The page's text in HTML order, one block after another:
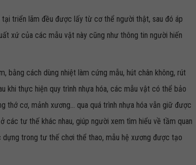
triển lãm đều được lấy từ cơ thể người thật, sau đó áp
xứ của các mẫu vật này cũng như thông tin người hiến
bằng cách dùng nhiệt làm cứng mẫu, hút chân không, rút
khi thực hiện quy trình nhựa hóa, các mẫu vật có thể bảo
cơ, mảnh xương... qua quá trình nhựa hóa vẫn giữ được
các tư thế khác nhau, giúp người xem tìm hiểu về tầm quan
trong tư thế chơi thể thao, mẫu hệ xương được tạo